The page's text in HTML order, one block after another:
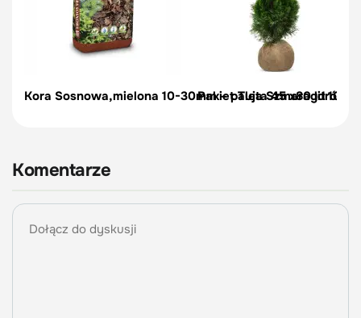
Kora Sosnowa,mielona 10-30mm – paleta 45 x80 litrów
Pakiet Tuja Szmaragd 100-
Komentarze